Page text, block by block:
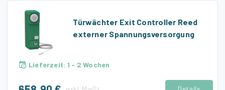
Türwächter Exit Controller Reed
externer Spannungsversorgung
Lieferzeit: 1 - 2 Wochen